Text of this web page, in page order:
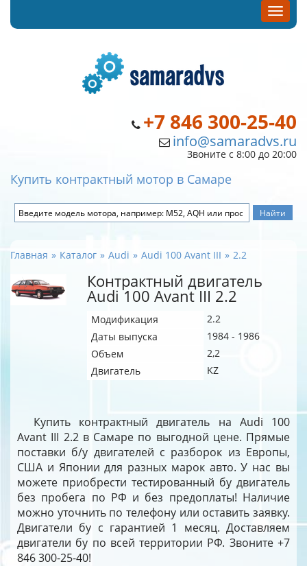
+7 846 300-25-40
info@samaradvs.ru
Звоните с 8:00 до 20:00
Купить контрактный мотор в Самаре
Главная Каталог Audi Audi 100 Avant III 2.2
Контрактный двигатель
Audi 100 Avant III 2.2
Модификация
2.2
Даты выпуска
1984 - 1986
Объем
2,2
Двигатель
KZ
Купить контрактный двигатель на Audi 100
Avant III 2.2 в Самаре по выгодной цене. Прямые
поставки б/у двигателей с разборок из Европы,
США и Японии для разных марок авто. У нас вы
можете приобрести тестированный бу двигатель
без пробега по РФ и без предоплаты! Наличие
можно уточнить по телефону или оставить заявку.
Двигатели бу с гарантией 1 месяц. Доставляем
двигатели бу по всей территории РФ. Звоните +7
846 300-25-40!